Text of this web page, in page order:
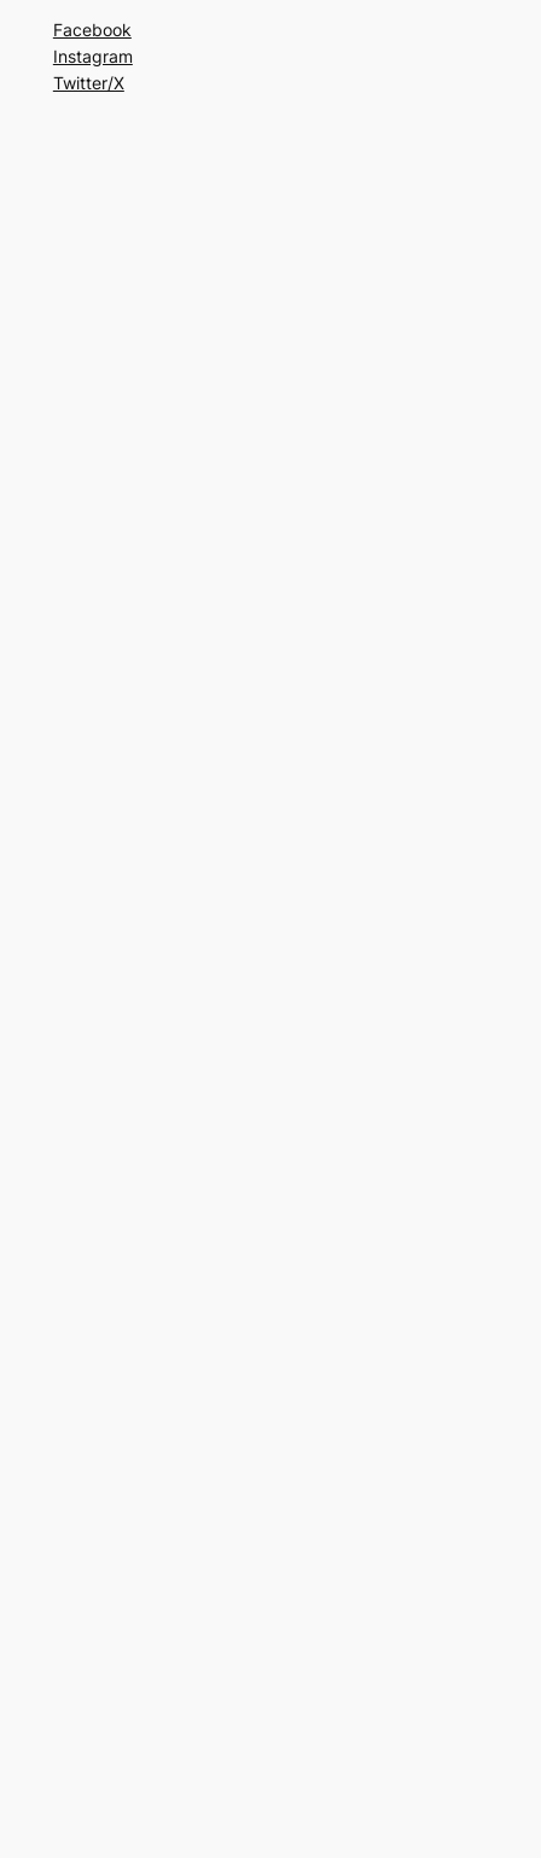
Facebook
Instagram
Twitter/X